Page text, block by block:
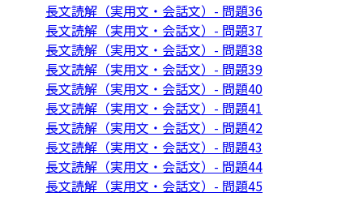
長文読解（実用文・会話文）- 問題36
長文読解（実用文・会話文）- 問題37
長文読解（実用文・会話文）- 問題38
長文読解（実用文・会話文）- 問題39
長文読解（実用文・会話文）- 問題40
長文読解（実用文・会話文）- 問題41
長文読解（実用文・会話文）- 問題42
長文読解（実用文・会話文）- 問題43
長文読解（実用文・会話文）- 問題44
長文読解（実用文・会話文）- 問題45